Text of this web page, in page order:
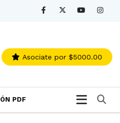
Asociate por $5000.00
PDF